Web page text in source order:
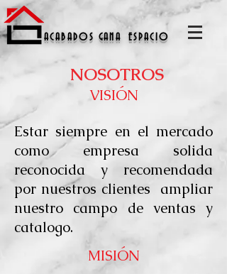
A C A B A D O S G A N A E S P A C I O
NOSOTROS
VISIÓN
Estar siempre en el mercado
como empresa solida
reconocida y recomendada
por nuestros clientes ampliar
nuestro campo de ventas y
catalogo.
MISIÓN